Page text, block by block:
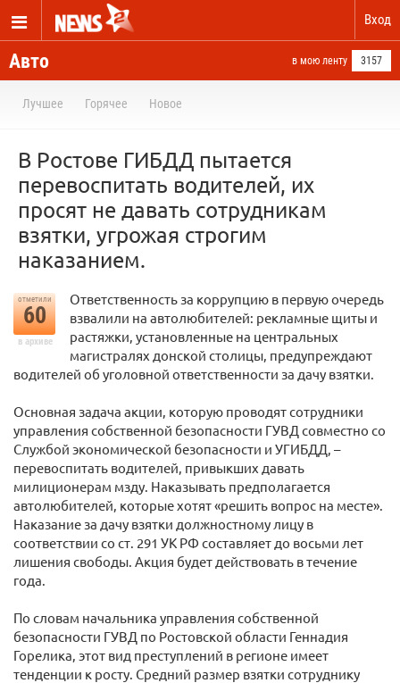
Вход
Авто в мою ленту 3157
Лучшее Горячее Новое
В Ростове ГИБДД пытается
перевоспитать водителей, их
просят не давать сотрудникам
взятки, угрожая строгим
наказанием.
отметили
60
в архиве
Ответственность за коррупцию в первую очередь
взвалили на автолюбителей: рекламные щиты и
растяжки, установленные на центральных
магистралях донской столицы, предупреждают
водителей об уголовной ответственности за дачу взятки.
Основная задача акции, которую проводят сотрудники
управления собственной безопасности ГУВД совместно со
Службой экономической безопасности и УГИБДД, –
перевоспитать водителей, привыкших давать
милиционерам мзду. Наказывать предполагается
автолюбителей, которые хотят «решить вопрос на месте».
Наказание за дачу взятки должностному лицу в
соответствии со ст. 291 УК РФ составляет до восьми лет
лишения свободы. Акция будет действовать в течение
года.
По словам начальника управления собственной
безопасности ГУВД по Ростовской области Геннадия
Горелика, этот вид преступлений в регионе имеет
тенденции к росту. Средний размер взятки сотруднику